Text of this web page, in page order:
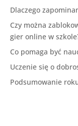
Dlaczego
Czy można
gier online w
Co pomaga być
Uczenie się o
Podsumowanie